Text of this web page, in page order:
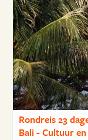
Rondreis 23
Bali - Cultuur